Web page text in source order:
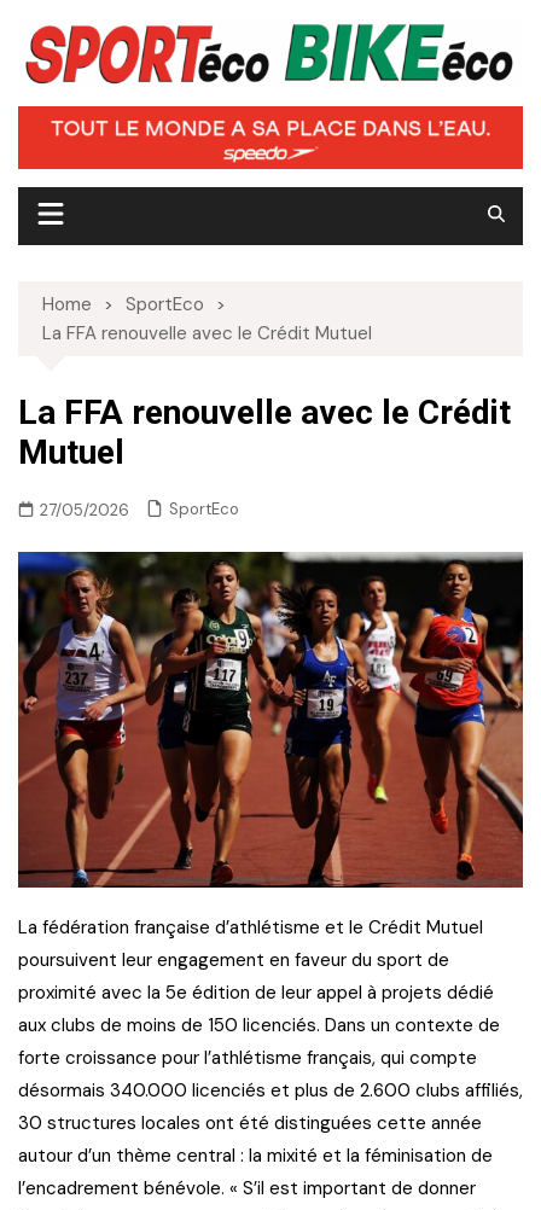
content
Home
SportEco
La FFA renouvelle avec le Crédit Mutuel
La FFA renouvelle avec le Crédit
Mutuel
27/05/2026 SportEco
La fédération française d’athlétisme et le Crédit Mutuel
poursuivent leur engagement en faveur du sport de
proximité avec la 5e édition de leur appel à projets dédié
aux clubs de moins de 150 licenciés. Dans un contexte de
forte croissance pour l’athlétisme français, qui compte
désormais 340.000 licenciés et plus de 2.600 clubs affiliés,
30 structures locales ont été distinguées cette année
autour d’un thème central : la mixité et la féminisation de
l’encadrement bénévole. « S’il est important de donner